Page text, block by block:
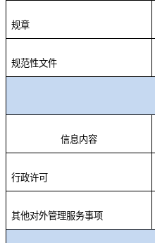
规章
规范性文件
信息内容
行政许可
其他对外管理服务事项